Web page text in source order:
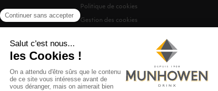
Politique de cookies
Gestion des cookies
©2026 Munhowen Drinx / Tous droits réservés
Digitalised by